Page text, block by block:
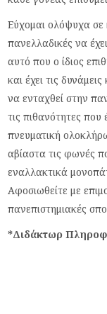
Εύχομαι ολόψυχα σε
πανελλαδικές να
αυτό που ο ίδιος
και έχει τις
να ενταχθεί στην
τις πιθανότητες που
πνευματική
αβίαστα τις φωνές
εναλλακτικά
Αφοσιωθείτε με
πανεπιστημιακές
*Διδάκτωρ